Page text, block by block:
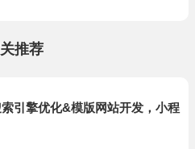
推荐
引擎优化&模版网站开发，小程